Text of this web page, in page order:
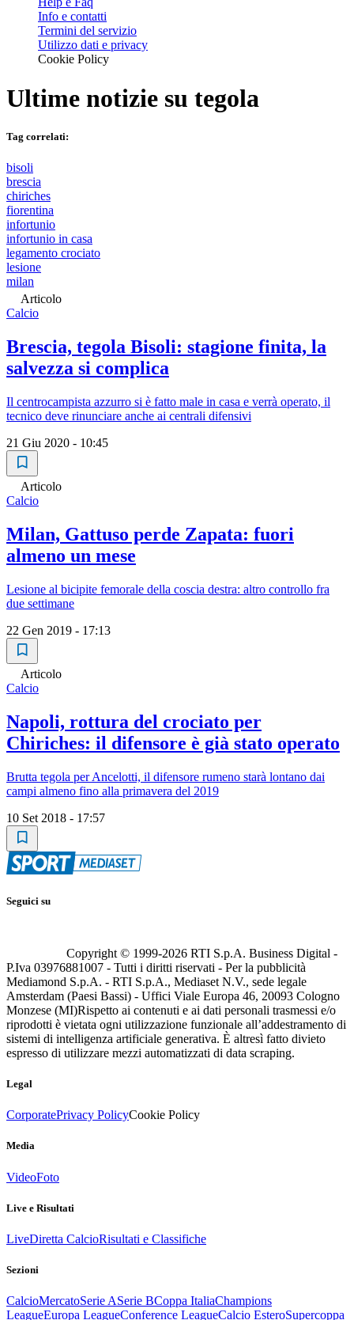
Info e contatti
Termini del servizio
Utilizzo dati e privacy
Cookie Policy
Ultime notizie su tegola
Tag correlati:
bisoli
brescia
chiriches
fiorentina
infortunio
infortunio in casa
legamento crociato
lesione
milan
Articolo
Calcio
Brescia, tegola Bisoli: stagione finita, la
salvezza si complica
Il centrocampista azzurro si è fatto male in casa e verrà operato, il
tecnico deve rinunciare anche ai centrali difensivi
21 Giu 2020 - 10:45
Articolo
Calcio
Milan, Gattuso perde Zapata: fuori
almeno un mese
Lesione al bicipite femorale della coscia destra: altro controllo fra
due settimane
22 Gen 2019 - 17:13
Articolo
Calcio
Napoli, rottura del crociato per
Chiriches: il difensore è già stato operato
Brutta tegola per Ancelotti, il difensore rumeno starà lontano dai
campi almeno fino alla primavera del 2019
10 Set 2018 - 17:57
Seguici su
Copyright © 1999-2026 RTI S.p.A. Business Digital -
P.Iva 03976881007 - Tutti i diritti riservati - Per la pubblicità
Mediamond S.p.A. - RTI S.p.A., Mediaset N.V., sede legale
Amsterdam (Paesi Bassi) - Uffici Viale Europa 46, 20093 Cologno
Monzese (MI)Rispetto ai contenuti e ai dati personali trasmessi e/o
riprodotti è vietata ogni utilizzazione funzionale all’addestramento di
sistemi di intelligenza artificiale generativa. È altresì fatto divieto
espresso di utilizzare mezzi automatizzati di data scraping.
Legal
CorporatePrivacy PolicyCookie Policy
Media
VideoFoto
Live e Risultati
LiveDiretta CalcioRisultati e Classifiche
Sezioni
CalcioMercatoSerie ASerie BCoppa ItaliaChampions
LeagueEuropa LeagueConference LeagueCalcio EsteroSupercoppa